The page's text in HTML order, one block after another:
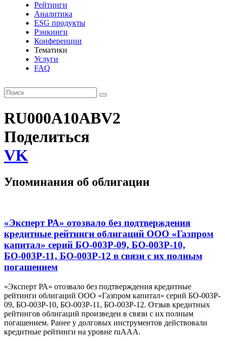
Рейтинги
Аналитика
ESG продукты
Рэнкинги
Конференции
Тематики
Услуги
FAQ
RU000A10ABV2
Поделиться
VK
Упоминания об облигации
«Эксперт РА» отозвало без подтверждения
кредитные рейтинги облигаций ООО «Газпром
капитал» серий БО-003P-09, БО-003P-10,
БО-003P-11, БО-003P-12 в связи с их полным
погашением
«Эксперт РА» отозвало без подтверждения кредитные
рейтинги облигаций ООО «Газпром капитал» серий БО-003P-
09, БО-003P-10, БО-003P-11, БО-003P-12. Отзыв кредитных
рейтингов облигаций произведен в связи с их полным
погашением. Ранее у долговых инструментов действовали
кредитные рейтинги на уровне ruААА.